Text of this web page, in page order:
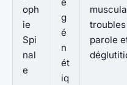
oph
ie
Spi
nal
e
g
é
n
ét
iq
parole